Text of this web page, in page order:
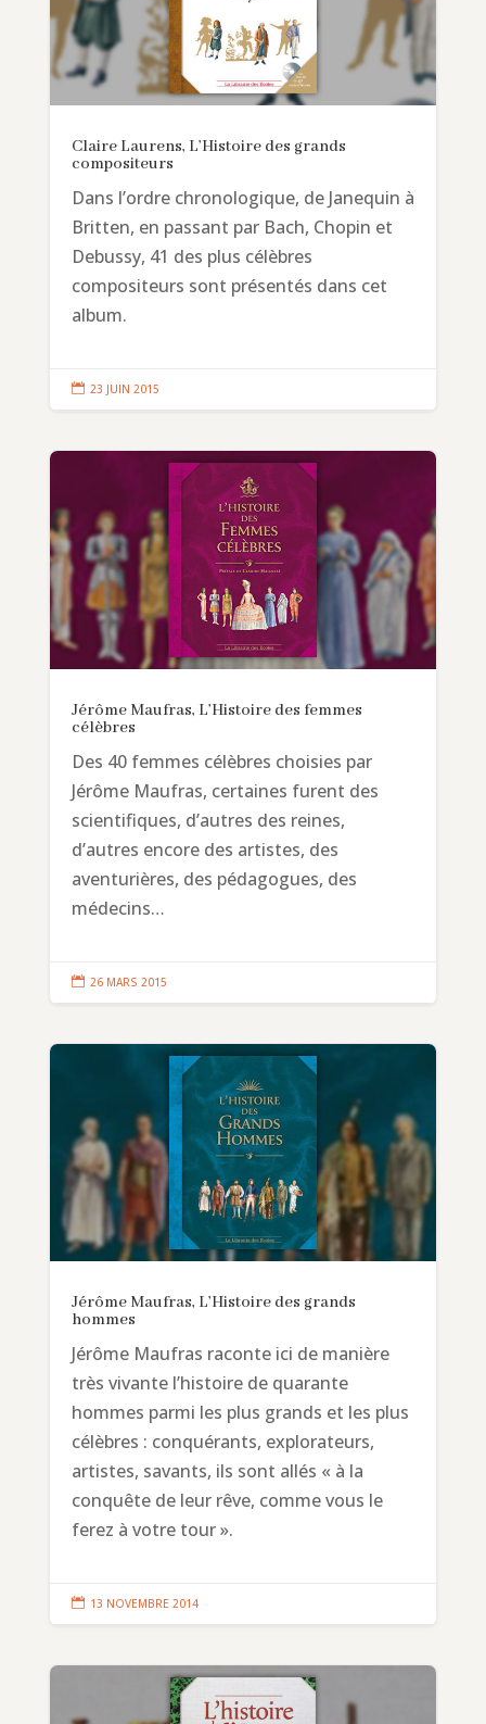
Claire Laurens, L’Histoire des grands
compositeurs
Dans l’ordre chronologique, de Janequin à
Britten, en passant par Bach, Chopin et
Debussy, 41 des plus célèbres
compositeurs sont présentés dans cet
album.
 23 JUIN 2015
Jérôme Maufras, L’Histoire des femmes
célèbres
Des 40 femmes célèbres choisies par
Jérôme Maufras, certaines furent des
scientifiques, d’autres des reines,
d’autres encore des artistes, des
aventurières, des pédagogues, des
médecins…
 26 MARS 2015
Jérôme Maufras, L’Histoire des grands
hommes
Jérôme Maufras raconte ici de manière
très vivante l’histoire de quarante
hommes parmi les plus grands et les plus
célèbres : conquérants, explorateurs,
artistes, savants, ils sont allés « à la
conquête de leur rêve, comme vous le
ferez à votre tour ».
 13 NOVEMBRE 2014